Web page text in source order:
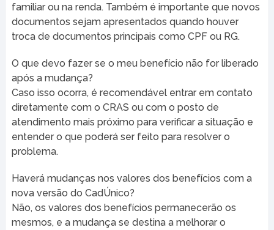
familiar ou na renda. Também é importante que novos
documentos sejam apresentados quando houver
troca de documentos principais como CPF ou RG.
O que devo fazer se o meu benefício não for liberado
após a mudança?
Caso isso ocorra, é recomendável entrar em contato
diretamente com o CRAS ou com o posto de
atendimento mais próximo para verificar a situação e
entender o que poderá ser feito para resolver o
problema.
Haverá mudanças nos valores dos benefícios com a
nova versão do CadÚnico?
Não, os valores dos benefícios permanecerão os
mesmos, e a mudança se destina a melhorar o